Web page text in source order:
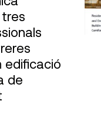
edificació
de